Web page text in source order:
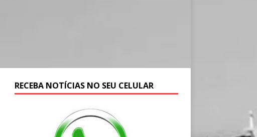
RECEBA NOTÍCIAS NO SEU CELULAR